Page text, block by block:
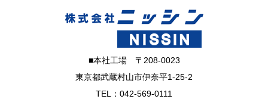
■本社工場 〒208-0023
東京都武蔵村山市伊奈平1-25-2
TEL：042-569-0111